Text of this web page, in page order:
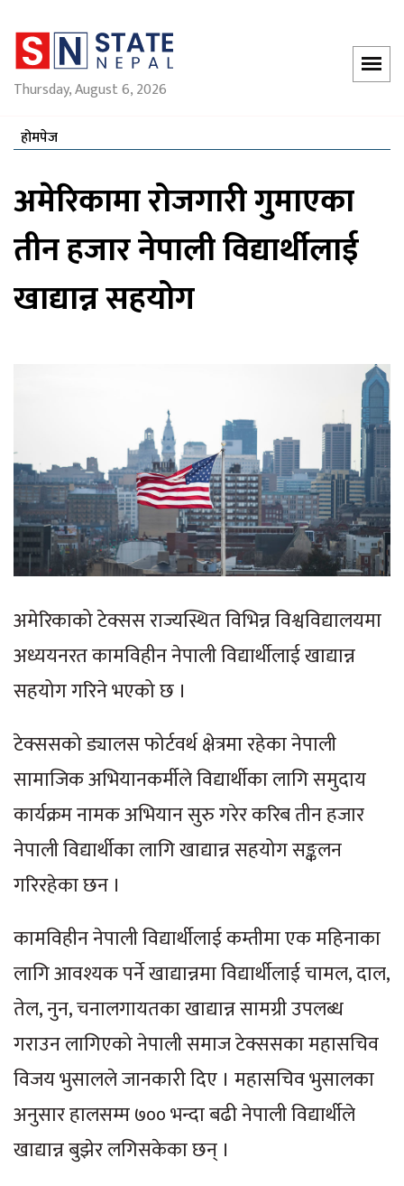
Thursday, August 6, 2026
होमपेज
अमेरिकामा रोजगारी गुमाएका
तीन हजार नेपाली विद्यार्थीलाई
खाद्यान्न सहयोग
अमेरिकाको टेक्सस राज्यस्थित विभिन्न विश्वविद्यालयमा
अध्ययनरत कामविहीन नेपाली विद्यार्थीलाई खाद्यान्न
सहयोग गरिने भएको छ ।
टेक्ससको ड्यालस फोर्टवर्थ क्षेत्रमा रहेका नेपाली
सामाजिक अभियानकर्मीले विद्यार्थीका लागि समुदाय
कार्यक्रम नामक अभियान सुरु गरेर करिब तीन हजार
नेपाली विद्यार्थीका लागि खाद्यान्न सहयोग सङ्कलन
गरिरहेका छन ।
कामविहीन नेपाली विद्यार्थीलाई कम्तीमा एक महिनाका
लागि आवश्यक पर्ने खाद्यान्नमा विद्यार्थीलाई चामल, दाल,
तेल, नुन, चनालगायतका खाद्यान्न सामग्री उपलब्ध
गराउन लागिएको नेपाली समाज टेक्ससका महासचिव
विजय भुसालले जानकारी दिए । महासचिव भुसालका
अनुसार हालसम्म ७०० भन्दा बढी नेपाली विद्यार्थीले
खाद्यान्न बुझेर लगिसकेका छन् ।